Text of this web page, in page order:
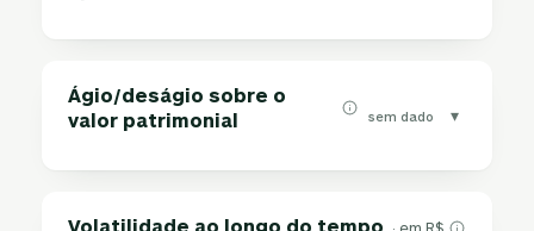
Ágio/deságio sobre o
valor patrimonial
sem dado ▾
Volatilidade ao longo do tempo